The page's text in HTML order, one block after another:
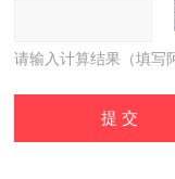
请输入计算结果（填写